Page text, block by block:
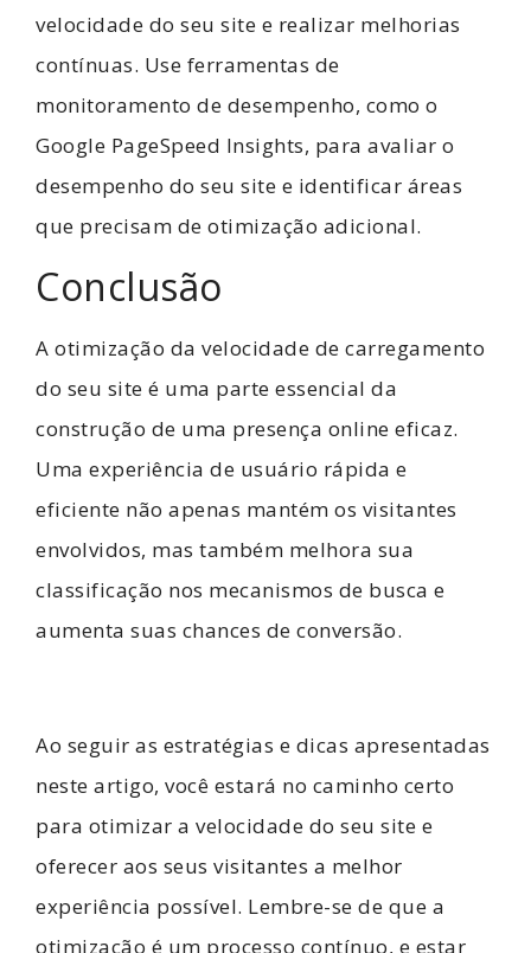
velocidade do seu site e realizar melhorias
contínuas. Use ferramentas de
monitoramento de desempenho, como o
Google PageSpeed Insights, para avaliar o
desempenho do seu site e identificar áreas
que precisam de otimização adicional.
Conclusão
A otimização da velocidade de carregamento
do seu site é uma parte essencial da
construção de uma presença online eficaz.
Uma experiência de usuário rápida e
eficiente não apenas mantém os visitantes
envolvidos, mas também melhora sua
classificação nos mecanismos de busca e
aumenta suas chances de conversão.
Ao seguir as estratégias e dicas apresentadas
neste artigo, você estará no caminho certo
para otimizar a velocidade do seu site e
oferecer aos seus visitantes a melhor
experiência possível. Lembre-se de que a
otimização é um processo contínuo, e estar